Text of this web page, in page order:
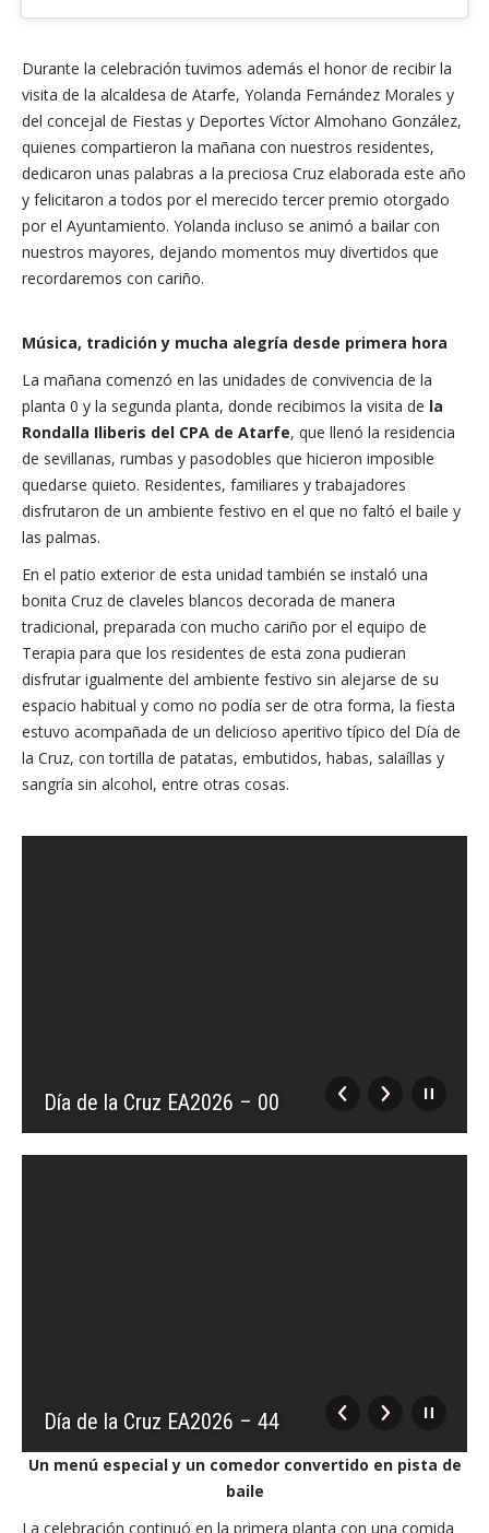
Durante la celebración tuvimos además el honor de recibir la
visita de la alcaldesa de Atarfe, Yolanda Fernández Morales y
del concejal de Fiestas y Deportes Víctor Almohano González,
quienes compartieron la mañana con nuestros residentes,
dedicaron unas palabras a la preciosa Cruz elaborada este año
y felicitaron a todos por el merecido tercer premio otorgado
por el Ayuntamiento. Yolanda incluso se animó a bailar con
nuestros mayores, dejando momentos muy divertidos que
recordaremos con cariño.
Música, tradición y mucha alegría desde primera hora
La mañana comenzó en las unidades de convivencia de la
planta 0 y la segunda planta, donde recibimos la visita de la
Rondalla Iliberis del CPA de Atarfe, que llenó la residencia
de sevillanas, rumbas y pasodobles que hicieron imposible
quedarse quieto. Residentes, familiares y trabajadores
disfrutaron de un ambiente festivo en el que no faltó el baile y
las palmas.
En el patio exterior de esta unidad también se instaló una
bonita Cruz de claveles blancos decorada de manera
tradicional, preparada con mucho cariño por el equipo de
Terapia para que los residentes de esta zona pudieran
disfrutar igualmente del ambiente festivo sin alejarse de su
espacio habitual y como no podía ser de otra forma, la fiesta
estuvo acompañada de un delicioso aperitivo típico del Día de
la Cruz, con tortilla de patatas, embutidos, habas, salaíllas y
sangría sin alcohol, entre otras cosas.
Día de la Cruz EA2026 – 00
Día de la Cruz EA2026 – 44
Un menú especial y un comedor convertido en pista de
baile
La celebración continuó en la primera planta con una comida